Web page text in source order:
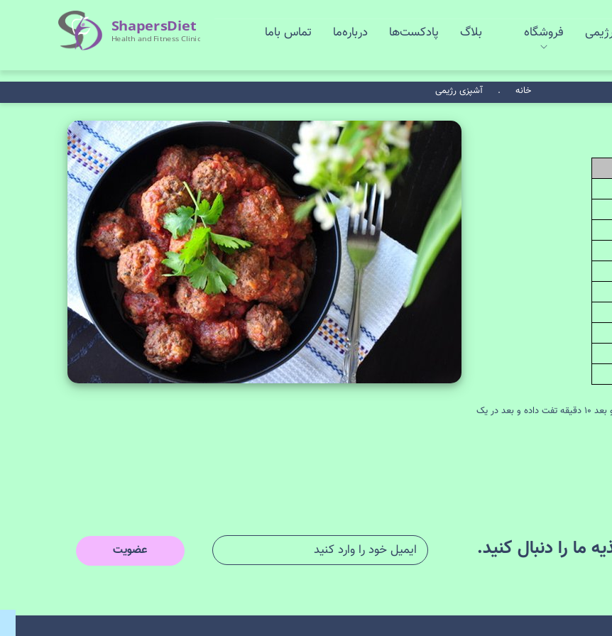
فروشگاه بلاگ پادکست‌ها درباره‌ما تماس باما
خانه . آشپزی رژیمی
تمامی مواد فوق را به طور کامل مخلوط و ورز می دهید و گرد بصورت کوفته در می آورید و بعد ۱۰ دقیقه تفت داده و بعد در یک
ما را دنبال کنید. عضویت